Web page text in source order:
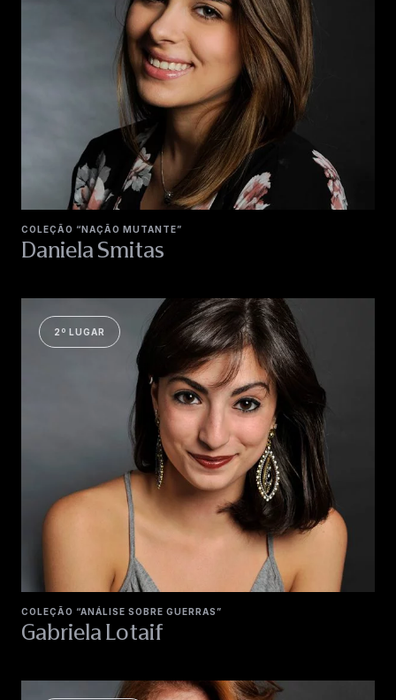
COLEÇÃO “NAÇÃO MUTANTE”
Daniela Smitas
2º LUGAR
COLEÇÃO “ANÁLISE SOBRE GUERRAS”
Gabriela Lotaif